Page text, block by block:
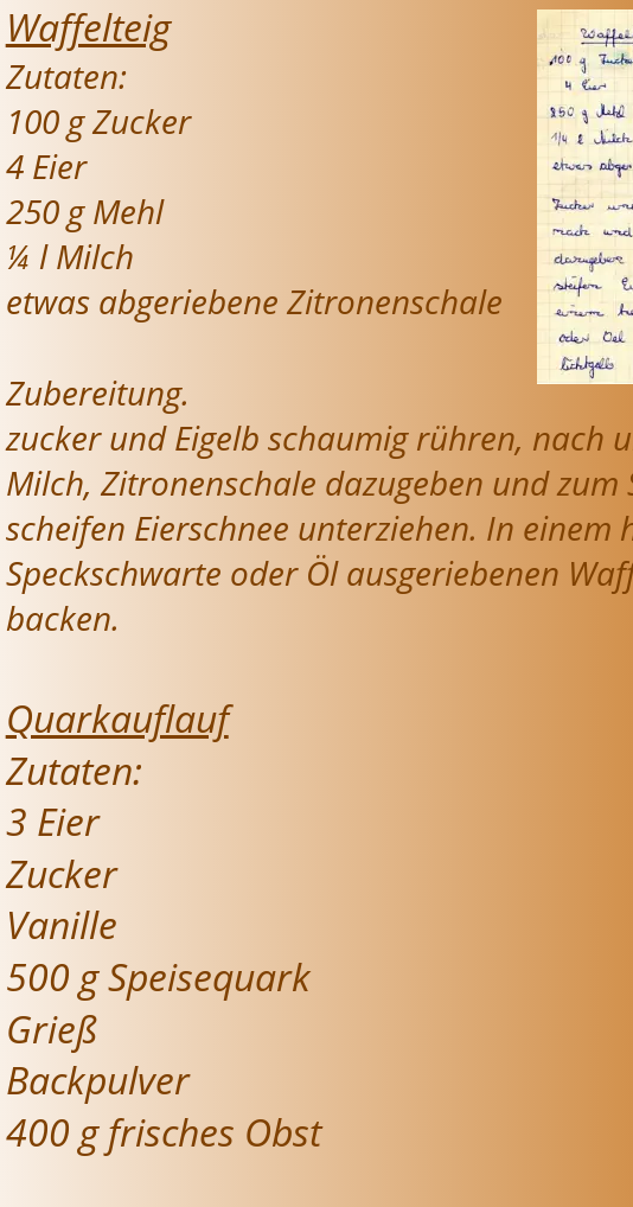
Waffelteig
Zutaten:
100 g Zucker
4 Eier
250 g Mehl
¼ l Milch
etwas abgeriebene Zitronenschale
Zubereitung.
zucker und Eigelb schaumig rühren, nach
Milch, Zitronenschale dazugeben und zum
scheifen Eierschnee unterziehen. In einem
Speckschwarte oder Öl ausgeriebenen
backen.
Quarkauflauf
Zutaten:
3 Eier
Zucker
Vanille
500 g Speisequark
Grieß
Backpulver
400 g frisches Obst